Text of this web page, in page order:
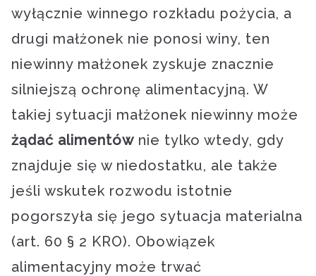
wyłącznie winnego rozkładu pożycia, a
drugi małżonek nie ponosi winy, ten
niewinny małżonek zyskuje znacznie
silniejszą ochronę alimentacyjną. W
takiej sytuacji małżonek niewinny może
żądać alimentów nie tylko wtedy, gdy
znajduje się w niedostatku, ale także
jeśli wskutek rozwodu istotnie
pogorszyła się jego sytuacja materialna
(art. 60 § 2 KRO). Obowiązek
alimentacyjny może trwać